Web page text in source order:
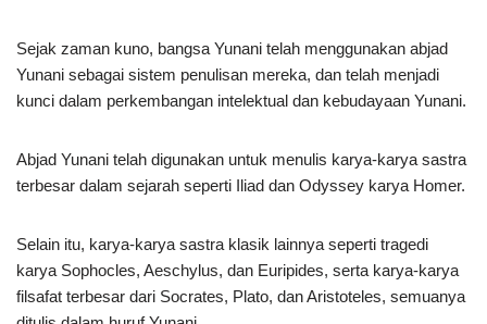
Sejak zaman kuno, bangsa Yunani telah menggunakan abjad
Yunani sebagai sistem penulisan mereka, dan telah menjadi
kunci dalam perkembangan intelektual dan kebudayaan Yunani.
Abjad Yunani telah digunakan untuk menulis karya-karya sastra
terbesar dalam sejarah seperti Iliad dan Odyssey karya Homer.
Selain itu, karya-karya sastra klasik lainnya seperti tragedi
karya Sophocles, Aeschylus, dan Euripides, serta karya-karya
filsafat terbesar dari Socrates, Plato, dan Aristoteles, semuanya